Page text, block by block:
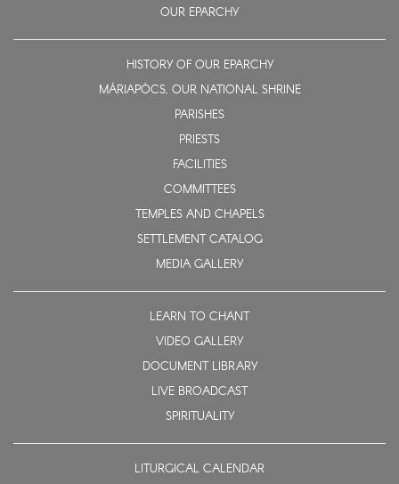
OUR EPARCHY
HISTORY OF OUR EPARCHY
MÁRIAPÓCS, OUR NATIONAL SHRINE
PARISHES
PRIESTS
FACILITIES
COMMITTEES
TEMPLES AND CHAPELS
SETTLEMENT CATALOG
MEDIA GALLERY
LEARN TO CHANT
VIDEO GALLERY
DOCUMENT LIBRARY
LIVE BROADCAST
SPIRITUALITY
LITURGICAL CALENDAR